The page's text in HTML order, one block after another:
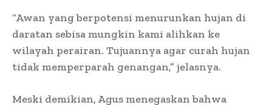
“Awan yang berpotensi menurunkan hujan di
daratan sebisa mungkin kami alihkan ke
wilayah perairan. Tujuannya agar curah hujan
tidak memperparah genangan,” jelasnya.
Meski demikian, Agus menegaskan bahwa